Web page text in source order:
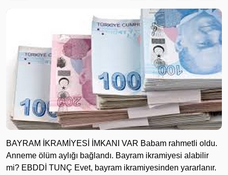
BAYRAM İKRAMİYESİ İMKANI VAR Babam rahmetli oldu.
Anneme ölüm aylığı bağlandı. Bayram ikramiyesi alabilir
mi? EBDDİ TUNÇ Evet, bayram ikramiyesinden yararlanır.